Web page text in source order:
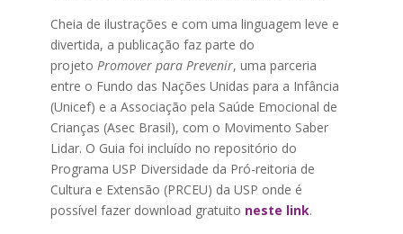
Cheia de ilustrações e com uma linguagem leve e
divertida, a publicação faz parte do
projeto Promover para Prevenir, uma parceria
entre o Fundo das Nações Unidas para a Infância
(Unicef) e a Associação pela Saúde Emocional de
Crianças (Asec Brasil), com o Movimento Saber
Lidar. O Guia foi incluído no repositório do
Programa USP Diversidade da Pró-reitoria de
Cultura e Extensão (PRCEU) da USP onde é
possível fazer download gratuito neste link.